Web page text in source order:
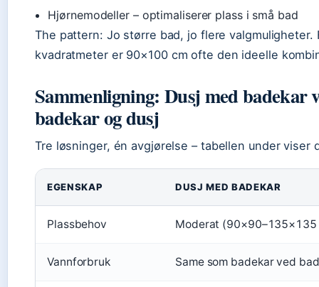
Hjørnemodeller – optimaliserer plass i små bad
The pattern: Jo større bad, jo flere valgmuligheter.
kvadratmeter er 90×100 cm ofte den ideelle
Sammenligning: Dusj med badekar
badekar og dusj
Tre løsninger, én avgjørelse – tabellen under
EGENSKAP DUSJ MED BADEKAR
Plassbehov Moderat (90×90–135×135
Vannforbruk Same som badekar ved